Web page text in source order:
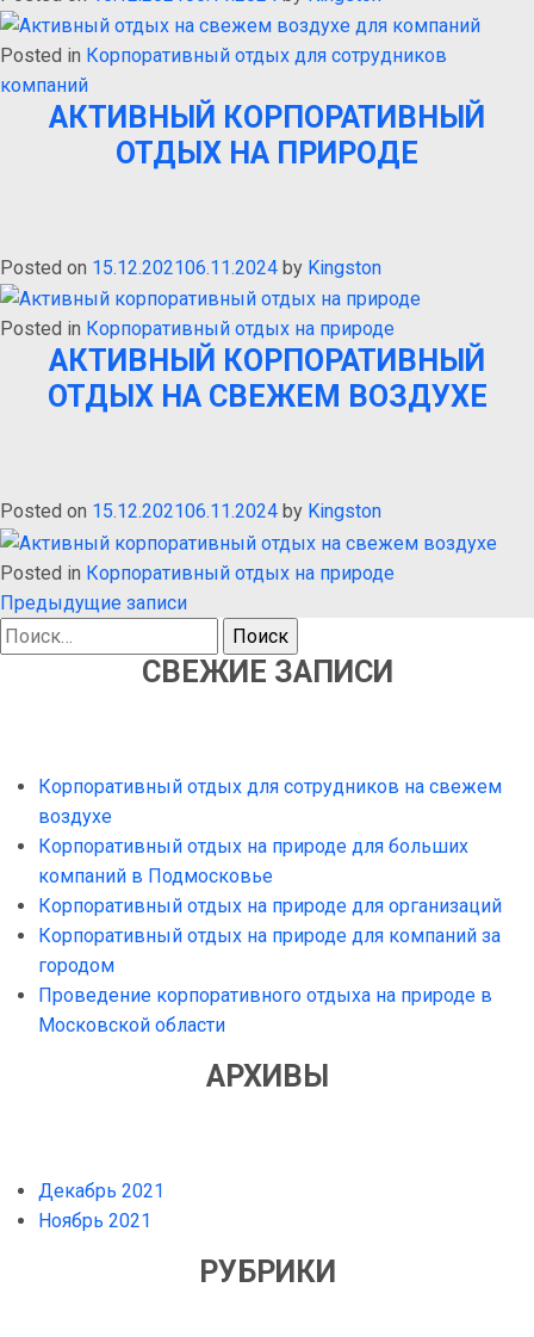
Posted in Корпоративный отдых для сотрудников
компаний
АКТИВНЫЙ КОРПОРАТИВНЫЙ
ОТДЫХ НА ПРИРОДЕ
Posted on 15.12.202106.11.2024 by Kingston
Posted in Корпоративный отдых на природе
АКТИВНЫЙ КОРПОРАТИВНЫЙ
ОТДЫХ НА СВЕЖЕМ ВОЗДУХЕ
Posted on 15.12.202106.11.2024 by Kingston
Posted in Корпоративный отдых на природе
НАВИГАЦИЯ
ПО
Предыдущие записи
Найти:
СВЕЖИЕ ЗАПИСИ
Корпоративный отдых для сотрудников на свежем
воздухе
Корпоративный отдых на природе для больших
компаний в Подмосковье
Корпоративный отдых на природе для организаций
Корпоративный отдых на природе для компаний за
городом
Проведение корпоративного отдыха на природе в
Московской области
АРХИВЫ
Декабрь 2021
Ноябрь 2021
РУБРИКИ